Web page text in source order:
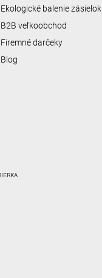
Ekologické balenie zásielok
B2B veľkoobchod
Firemné darčeky
Blog